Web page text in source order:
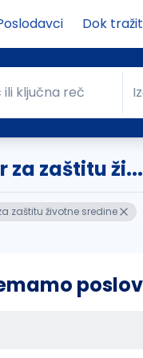
Dok
ključna reč
ili ključna reč
za zaštitu
zaštitu životne sredine